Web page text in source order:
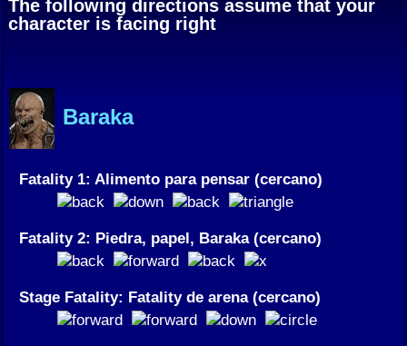
The following directions assume that your
character is facing right
Baraka
Fatality 1: Alimento para pensar (cercano)
Fatality 2: Piedra, papel, Baraka (cercano)
Stage Fatality: Fatality de arena (cercano)